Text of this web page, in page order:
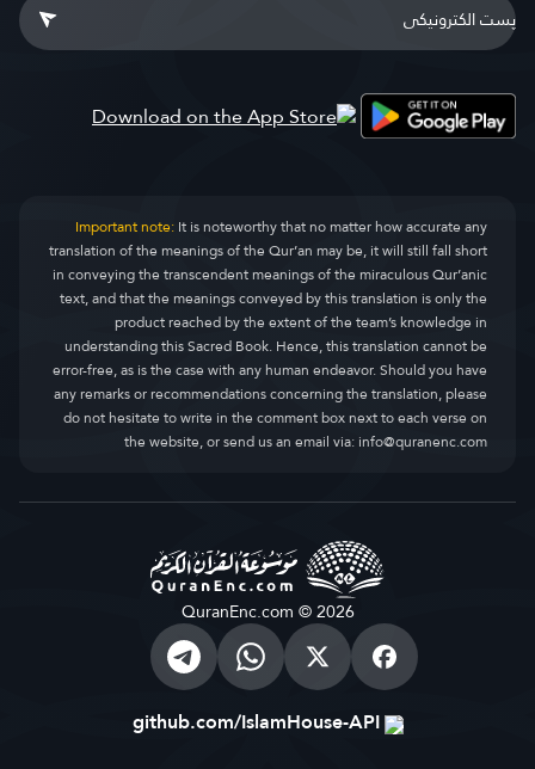
Important note:It is noteworthy that no matter how accurate any
translation of the meanings of the Qur’an may be, it will still fall short
in conveying the transcendent meanings of the miraculous Qur’anic
text, and that the meanings conveyed by this translation is only the
product reached by the extent of the team’s knowledge in
understanding this Sacred Book. Hence, this translation cannot be
error-free, as is the case with any human endeavor. Should you have
any remarks or recommendations concerning the translation, please
do not hesitate to write in the comment box next to each verse on
the website, or send us an email via:info@quranenc.com
QuranEnc.com © 2026
github.com/IslamHouse-API